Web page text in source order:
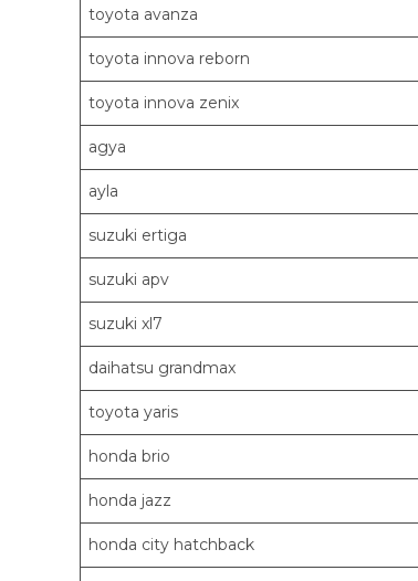
toyota avanza
toyota innova reborn
toyota innova zenix
agya
ayla
suzuki ertiga
suzuki apv
suzuki xl7
daihatsu grandmax
toyota yaris
honda brio
honda jazz
honda city hatchback